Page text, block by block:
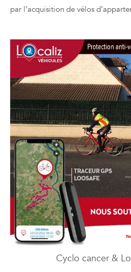
par l’acquisition de vélos
Cyclo cancer &